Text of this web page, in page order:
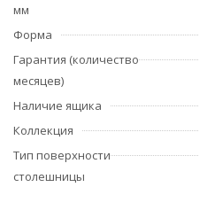
мм
Форма
Гарантия (количество
месяцев)
Наличие ящика
Коллекция
Тип поверхности
столешницы